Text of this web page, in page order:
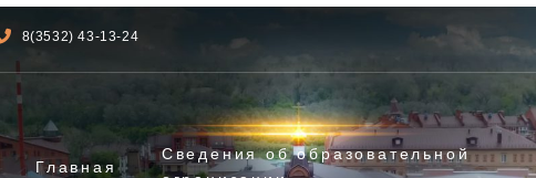
8(3532) 43-13-24
Главная
Сведения об образовательной